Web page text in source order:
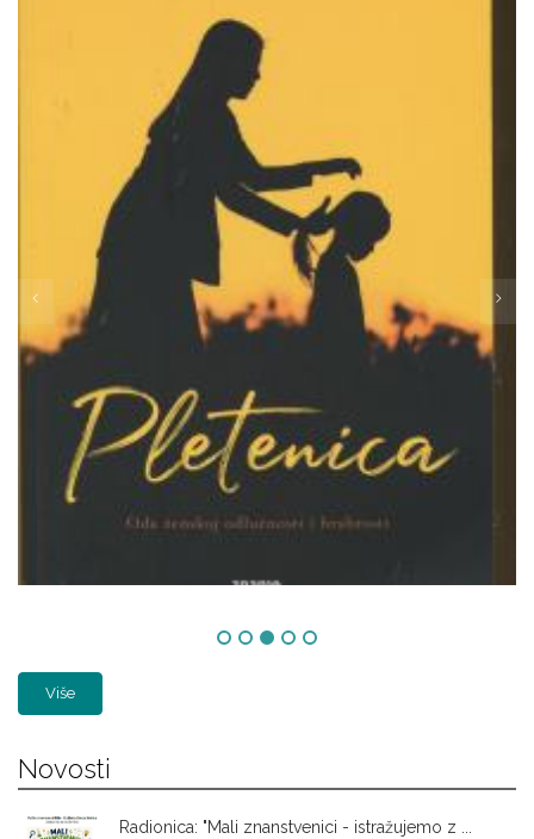
Više
Novosti
Radionica: "Mali znanstvenici - istražujemo z ...